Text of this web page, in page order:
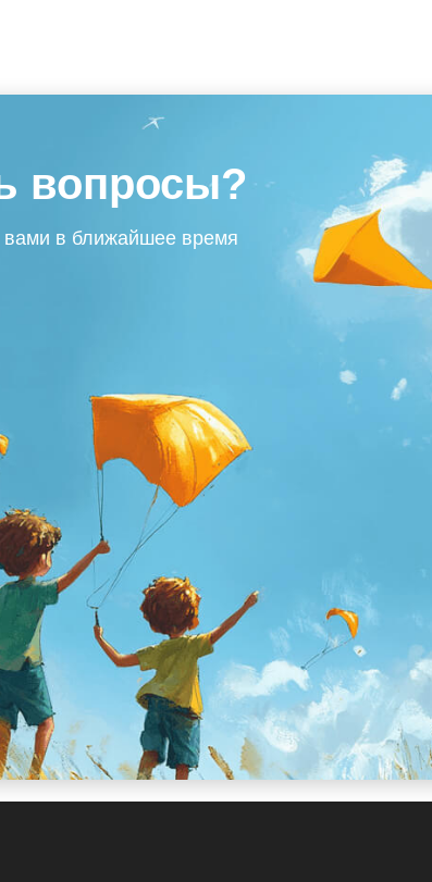
вопросы?
вами в ближайшее время